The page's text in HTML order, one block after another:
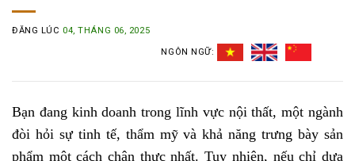
ĐĂNG LÚC 04, THÁNG 06, 2025
NGÔN NGỮ:
Bạn đang kinh doanh trong lĩnh vực nội thất, một ngành
đòi hỏi sự tinh tế, thẩm mỹ và khả năng trưng bày sản
phẩm một cách chân thực nhất. Tuy nhiên, nếu chỉ dựa